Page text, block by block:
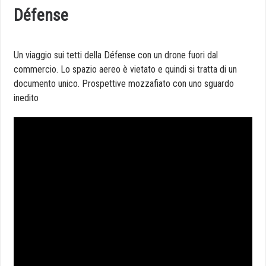
Défense
Un viaggio sui tetti della Défense con un drone fuori dal
commercio. Lo spazio aereo è vietato e quindi si tratta di un
documento unico. Prospettive mozzafiato con uno sguardo
inedito